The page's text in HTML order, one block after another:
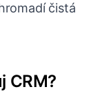
čistá
CRM?